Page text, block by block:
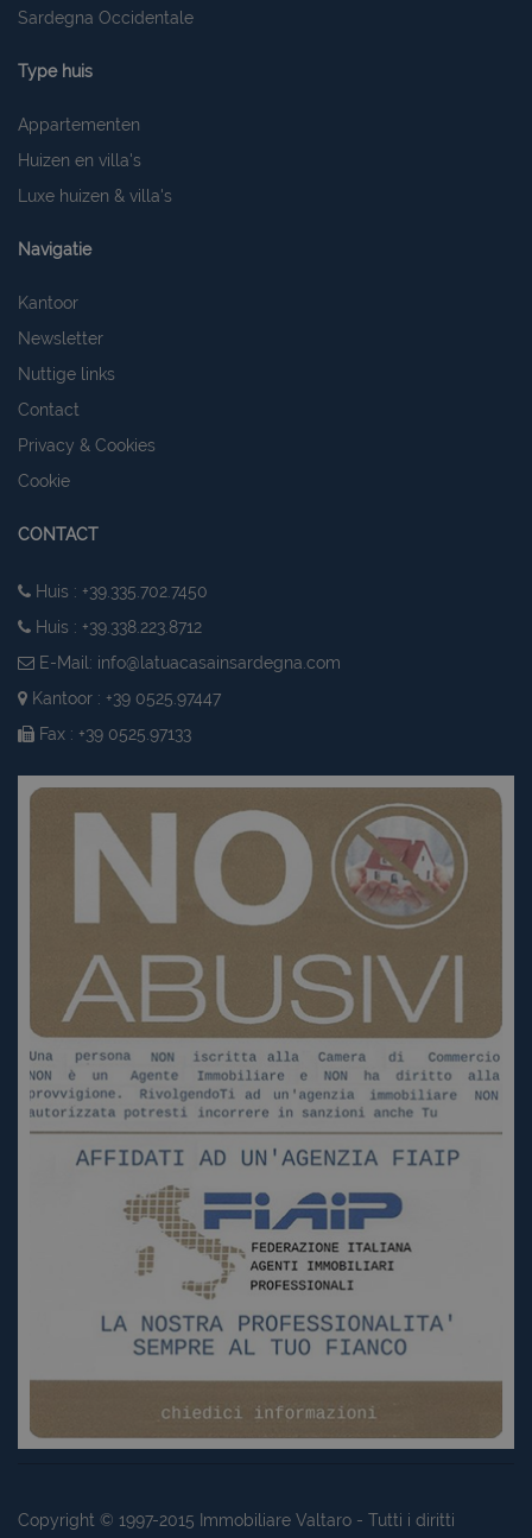
Sardegna Occidentale
Type huis
Appartementen
Huizen en villa's
Luxe huizen & villa's
Navigatie
Kantoor
Newsletter
Nuttige links
Contact
Privacy & Cookies
Cookie
CONTACT
Huis : +39.335.702.7450
Huis : +39.338.223.8712
E-Mail: info@latuacasainsardegna.com
Kantoor : +39 0525.97447
Fax : +39 0525.97133
Copyright © 1997-2015 Immobiliare Valtaro - Tutti i diritti